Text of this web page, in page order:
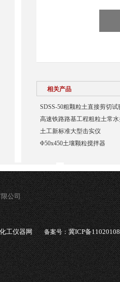
相关产品
SDSS-50粗颗粒土直接剪切试
高速铁路路基工程粗粒土常
土工新标准大型击实仪
Φ50x450土壤颗粒搅拌器
公司
化工仪器网 备案号：冀ICP备